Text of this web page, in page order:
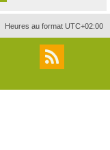
Heures au format UTC+02:00